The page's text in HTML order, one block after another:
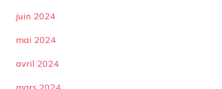
juin 2024
mai 2024
avril 2024